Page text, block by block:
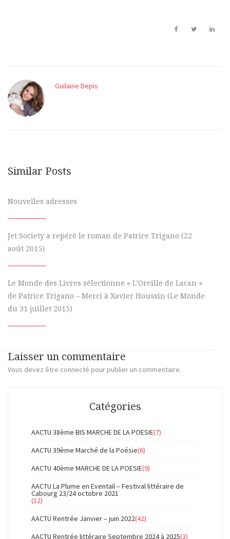
Guilaine Depis
Similar Posts
Nouvelles adresses
Jet Society a repéré le roman de Patrice Trigano (22
août 2015)
Le Monde des Livres sélectionne « L’Oreille de Lacan »
de Patrice Trigano – Merci à Xavier Houssin (Le Monde
du 31 juillet 2015)
Laisser un commentaire
Vous devez être connecté pour publier un commentaire.
Catégories
AACTU 38ème BIS MARCHE DE LA POESIE(7)
AACTU 39ème Marché de la Poésie(6)
AACTU 40ème MARCHE DE LA POESIE(9)
AACTU La Plume en Eventail – Festival littéraire de
Cabourg 23/24 octobre 2021
(12)
AACTU Rentrée Janvier – juin 2022(42)
AACTU Rentrée littéraire Septembre 2024 à 2025(3)